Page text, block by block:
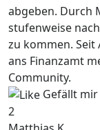
abgeben. Durch
stufenweise
zu kommen. Seit
ans Finanzamt
Community.
Gefällt mir
2